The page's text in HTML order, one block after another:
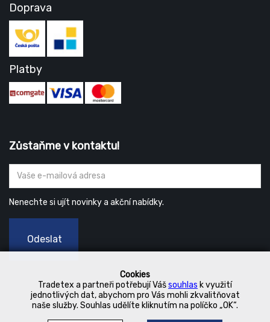
Cookies
Tradetex a partneři potřebují Vášsouhlas k využití
jednotlivých dat, abychom pro Vás mohli zkvalitňovat
naše služby. Souhlas udělíte kliknutím na políčko „OK“.
Doprava
Platby
Zůstaňme v kontaktu!
Nenechte si ujít novinky a akční nabídky.
Odeslat